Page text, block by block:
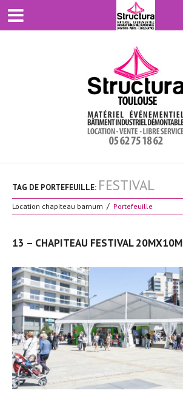
TAG DE PORTEFEUILLE: FESTIVAL
Location chapiteau barnum Portefeuille
13 – CHAPITEAU FESTIVAL 20MX10M